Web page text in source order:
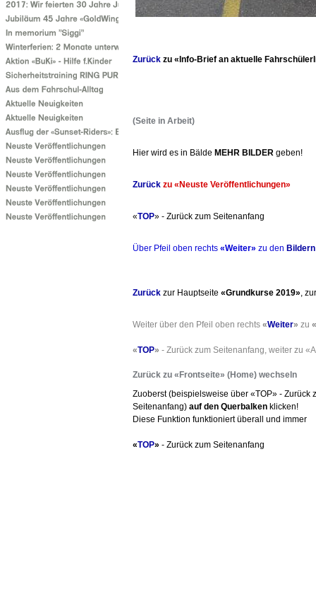
Zurück zu «Info-Brief an aktuelle
(Seite in Arbeit)
Hier wird es in Bälde MEHR BILDER geben!
Zurück zu «Neuste Veröffentlichungen»
«TOP» - Zurück zum Seitenanfang
Über Pfeil oben rechts «Weiter» zu den Bildern
Zurück zur Hauptseite «Grundkurse 2019» ,
Weiter über den Pfeil oben rechts «Weiter» zu
«TOP» - Zurück zum Seitenanfang, weiter zu
Zurück zu «Frontseite» (Home) wechseln
Zuoberst (beispielsweise über «TOP» - Zurück
Seitenanfang) auf den Querbalken klicken!
Diese Funktion funktioniert überall und immer
«TOP» - Zurück zum Seitenanfang